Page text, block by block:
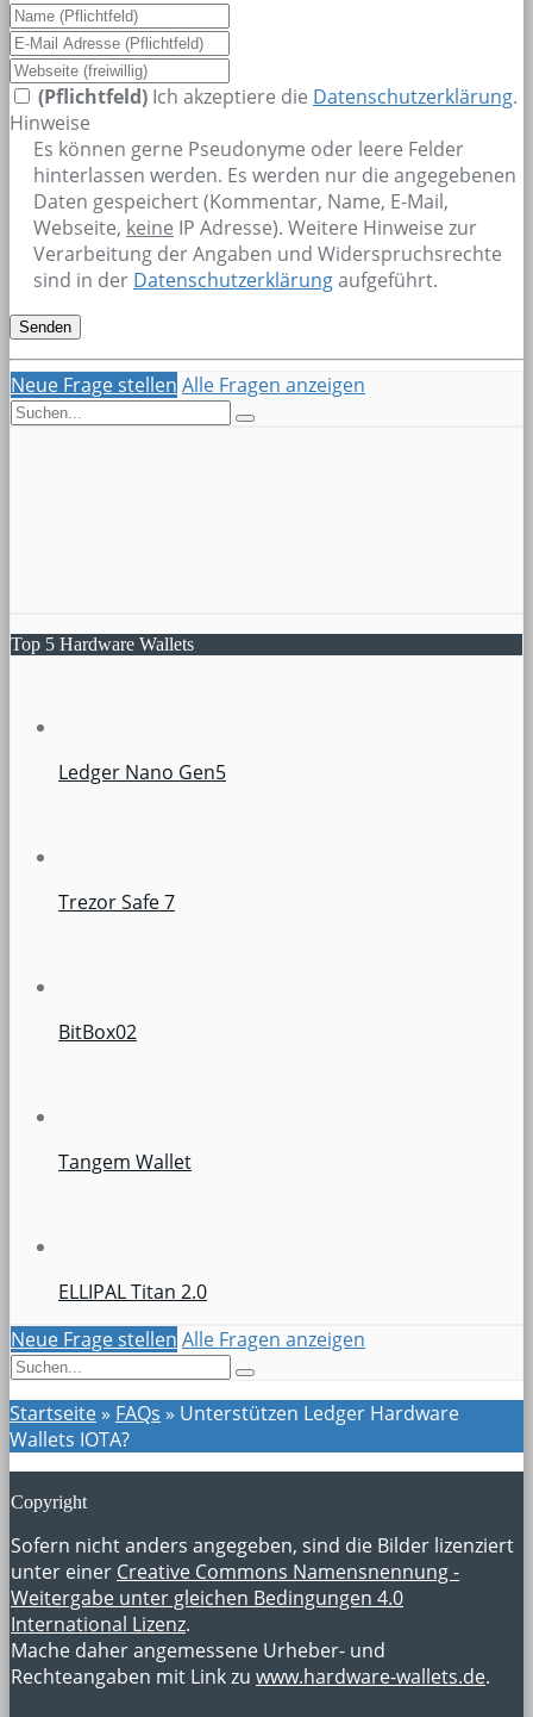
(Pflichtfeld) Ich akzeptiere die Datenschutzerklärung.
Hinweise
Es können gerne Pseudonyme oder leere Felder
hinterlassen werden. Es werden nur die angegebenen
Daten gespeichert (Kommentar, Name, E-Mail,
Webseite, keine IP Adresse). Weitere Hinweise zur
Verarbeitung der Angaben und Widerspruchsrechte
sind in der Datenschutzerklärungaufgeführt.
Neue Frage stellen Alle Fragen anzeigen
Top 5 Hardware Wallets
Ledger Nano Gen5
Trezor Safe 7
BitBox02
Tangem Wallet
ELLIPAL Titan 2.0
Neue Frage stellen Alle Fragen anzeigen
Startseite» FAQs » Unterstützen Ledger Hardware
Wallets IOTA?
Copyright
Sofern nicht anders angegeben, sind die Bilder lizenziert
unter einer Creative Commons Namensnennung -
Weitergabe unter gleichen Bedingungen 4.0
International Lizenz.
Mache daher angemessene Urheber- und
Rechteangaben mit Link zu www.hardware-wallets.de.